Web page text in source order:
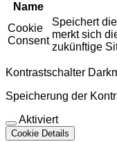
Name
Cookie
Consent
Speichert
merkt sich
zukünftige
Kontrastschalter
Speicherung der
Aktiviert
Cookie Details